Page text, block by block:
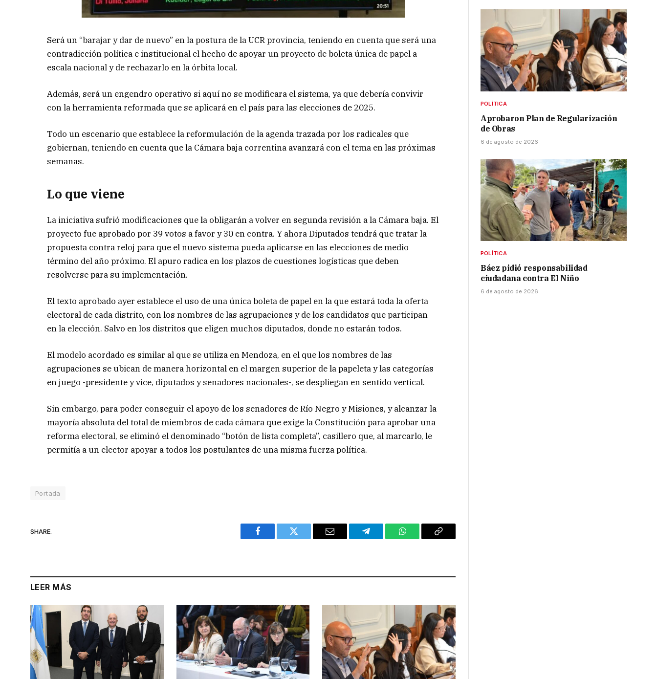
Será un “barajar y dar de nuevo” en la postura de la UCR provincia, teniendo en cuenta que será una
contradicción política e institucional el hecho de apoyar un proyecto de boleta única de papel a
escala nacional y de rechazarlo en la órbita local.
Además, será un engendro operativo si aquí no se modificara el sistema, ya que debería convivir
con la herramienta reformada que se aplicará en el país para las elecciones de 2025.
Todo un escenario que establece la reformulación de la agenda trazada por los radicales que
gobiernan, teniendo en cuenta que la Cámara baja correntina avanzará con el tema en las próximas
semanas.
Lo que viene
La iniciativa sufrió modificaciones que la obligarán a volver en segunda revisión a la Cámara baja. El
proyecto fue aprobado por 39 votos a favor y 30 en contra. Y ahora Diputados tendrá que tratar la
propuesta contra reloj para que el nuevo sistema pueda aplicarse en las elecciones de medio
término del año próximo. El apuro radica en los plazos de cuestiones logísticas que deben
resolverse para su implementación.
El texto aprobado ayer establece el uso de una única boleta de papel en la que estará toda la oferta
electoral de cada distrito, con los nombres de las agrupaciones y de los candidatos que participan
en la elección. Salvo en los distritos que eligen muchos diputados, donde no estarán todos.
El modelo acordado es similar al que se utiliza en Mendoza, en el que los nombres de las
agrupaciones se ubican de manera horizontal en el margen superior de la papeleta y las categorías
en juego -presidente y vice, diputados y senadores nacionales-, se despliegan en sentido vertical.
Sin embargo, para poder conseguir el apoyo de los senadores de Río Negro y Misiones, y alcanzar la
mayoría absoluta del total de miembros de cada cámara que exige la Constitución para aprobar una
reforma electoral, se eliminó el denominado “botón de lista completa”, casillero que, al marcarlo, le
permitía a un elector apoyar a todos los postulantes de una misma fuerza política.
Portada
SHARE.
Facebook Twitter Email Telegram WhatsAppCopy
LEER MÁS
POLÍTICA
Aprobaron Plan de Regularización
de Obras
6 de agosto de 2026
POLÍTICA
Báez pidió responsabilidad
ciudadana contra El Niño
6 de agosto de 2026